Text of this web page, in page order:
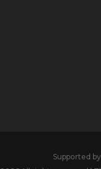
Supported